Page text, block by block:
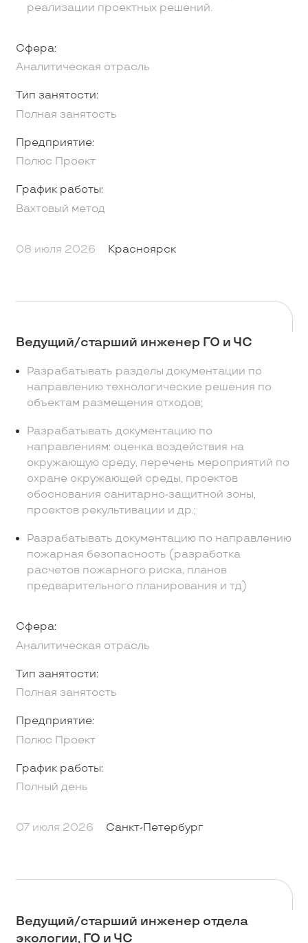
реализации проектных решений.
Сфера:
Аналитическая отрасль
Тип занятости:
Полная занятость
Предприятие:
Полюс Проект
График работы:
Вахтовый метод
08 июля 2026 Красноярск
Ведущий/старший инженер ГО и ЧС
Разрабатывать разделы документации по
направлению технологические решения по
объектам размещения отходов;
Разрабатывать документацию по
направлениям: оценка воздействия на
окружающую среду, перечень мероприятий по
охране окружающей среды, проектов
обоснования санитарно-защитной зоны,
проектов рекультивации и др.;
Разрабатывать документацию по направлению
пожарная безопасность (разработка
расчетов пожарного риска, планов
предварительного планирования и тд)
Сфера:
Аналитическая отрасль
Тип занятости:
Полная занятость
Предприятие:
Полюс Проект
График работы:
Полный день
07 июля 2026 Санкт-Петербург
Ведущий/старший инженер отдела
экологии, ГО и ЧС